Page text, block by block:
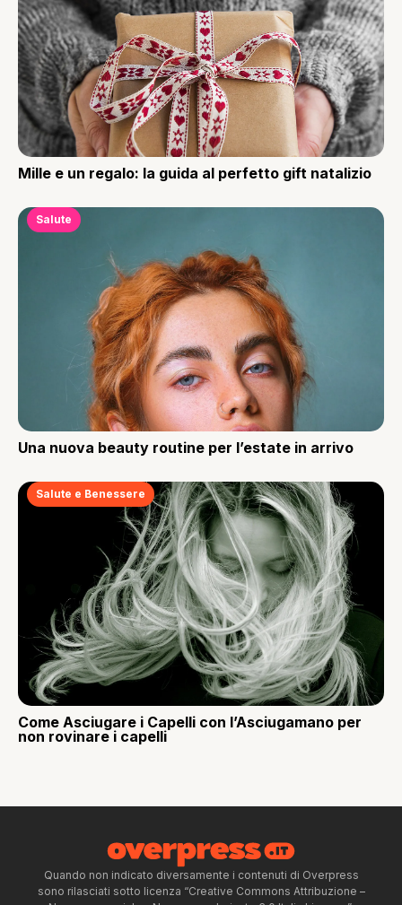
Mille e un regalo: la guida al perfetto gift natalizio
Salute
Una nuova beauty routine per l’estate in arrivo
Salute e Benessere
Come Asciugare i Capelli con l’Asciugamano per
non rovinare i capelli
Quando non indicato diversamente i contenuti di Overpress
sono rilasciati sotto licenza “Creative Commons Attribuzione –